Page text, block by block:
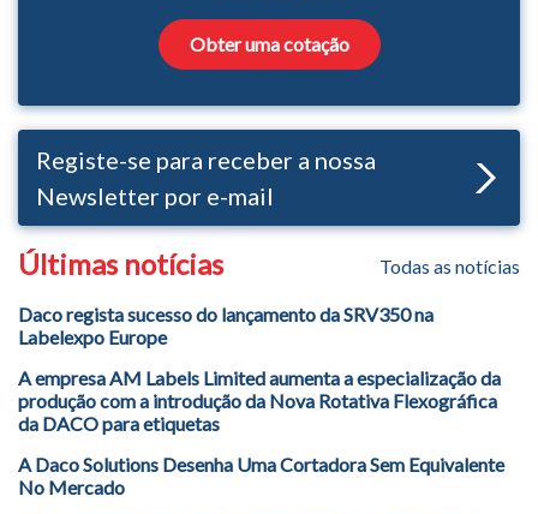
Obter uma cotação
Registe-se para receber a nossa
Newsletter por e-mail
Últimas notícias Todas as notícias
Daco regista sucesso do lançamento da SRV350 na
Labelexpo Europe
A empresa AM Labels Limited aumenta a especialização da
produção com a introdução da Nova Rotativa Flexográfica
da DACO para etiquetas
A Daco Solutions Desenha Uma Cortadora Sem Equivalente
No Mercado